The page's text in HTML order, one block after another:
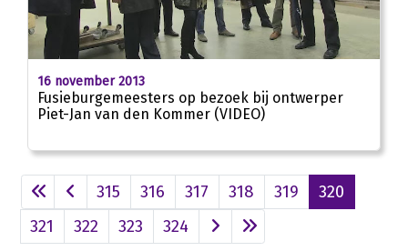
16 november 2013
Fusieburgemeesters op bezoek bij ontwerper
Piet-Jan van den Kommer (VIDEO)
315 316 317 318 319
320
321
322 323 324